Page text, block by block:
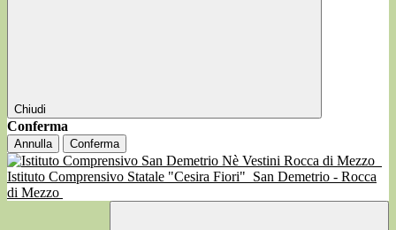
Chiudi
Conferma
Annulla Conferma
Istituto Comprensivo Statale "Cesira Fiori" San Demetrio - Rocca
di Mezzo